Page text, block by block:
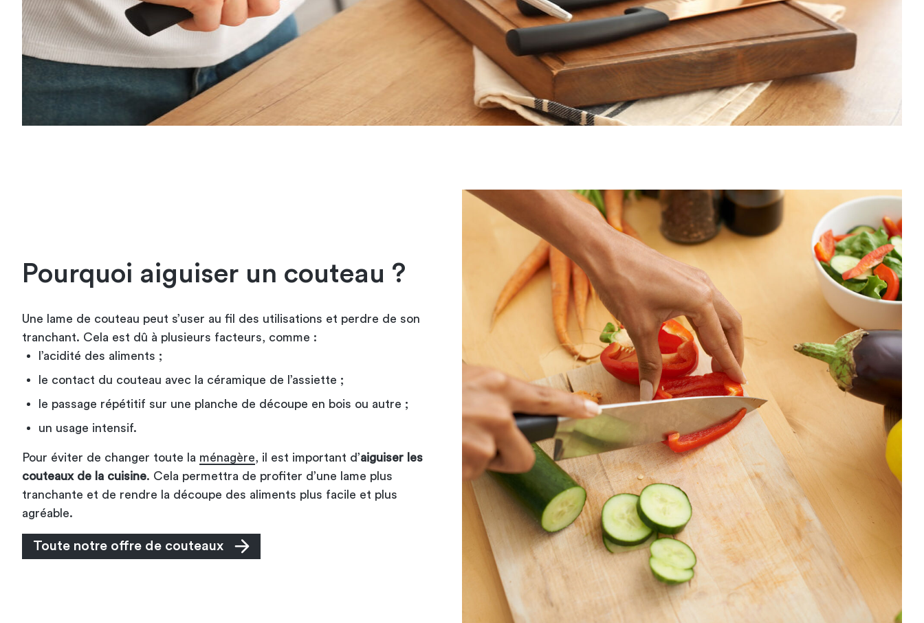
Pourquoi aiguiser un couteau ?
Une lame de couteau peut s’user au fil des utilisations et perdre de son
tranchant. Cela est dû à plusieurs facteurs, comme :
l’acidité des aliments ;
le contact du couteau avec la céramique de l’assiette ;
le passage répétitif sur une planche de découpe en bois ou autre ;
un usage intensif.
Pour éviter de changer toute la ménagère , il est important d’aiguiser les
couteaux de la cuisine. Cela permettra de profiter d’une lame plus
tranchante et de rendre la découpe des aliments plus facile et plus
agréable.
Toute notre offre de couteaux